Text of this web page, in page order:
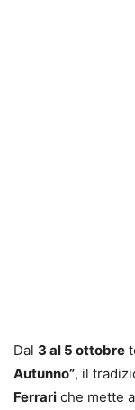
Dal 3 al 5 ottobre
Autunno”, il
Ferrari che mette